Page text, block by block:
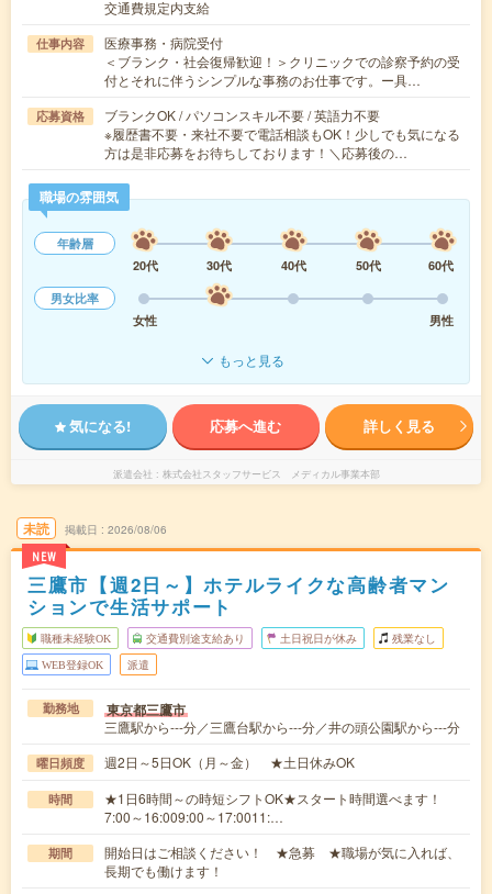
交通費規定内支給
仕事内容
医療事務・病院受付
＜ブランク・社会復帰歓迎！＞クリニックでの診察予約の受
付とそれに伴うシンプルな事務のお仕事です。ー具…
応募資格
ブランクOK / パソコンスキル不要 / 英語力不要
※履歴書不要・来社不要で電話相談もOK！少しでも気になる
方は是非応募をお待ちしております！＼応募後の…
職場の雰囲気
年齢層
20代
30代 40代 50代
60代
男女比率
女性
男性
もっと見る
気になる! 応募へ進む 詳しく見る
派遣会社 株式会社スタッフサービス メディカル事業本部
未読
NEW
掲載日 2026/08/06
三鷹市【週2日～】ホテルライクな高齢者マン
ションで生活サポート
職種未経験OK 交通費別途支給あり 土日祝日が休み 残業なし
WEB登録OK 派遣
勤務地 東京都三鷹市
三鷹駅から---分／三鷹台駅から---分／井の頭公園駅から---分
曜日頻度 週2日～5日OK（月～金） ★土日休みOK
時間
★1日6時間～の時短シフトOK★スタート時間選べます！
7:00～16:009:00～17:0011:…
期間
開始日はご相談ください！ ★急募 ★職場が気に入れば、
長期でも働けます！